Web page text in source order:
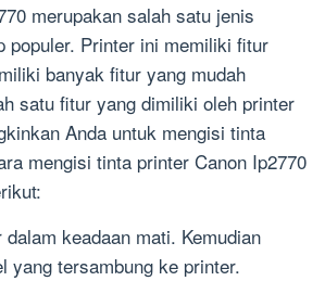
merupakan salah satu jenis
populer. Printer ini memiliki fitur
banyak fitur yang mudah
satu fitur yang dimiliki oleh printer
Anda untuk mengisi tinta
mengisi tinta printer Canon Ip2770
keadaan mati. Kemudian
yang tersambung ke printer.